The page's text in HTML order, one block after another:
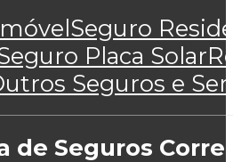
Seguro
Placa Solar
Seguros e
de Seguros